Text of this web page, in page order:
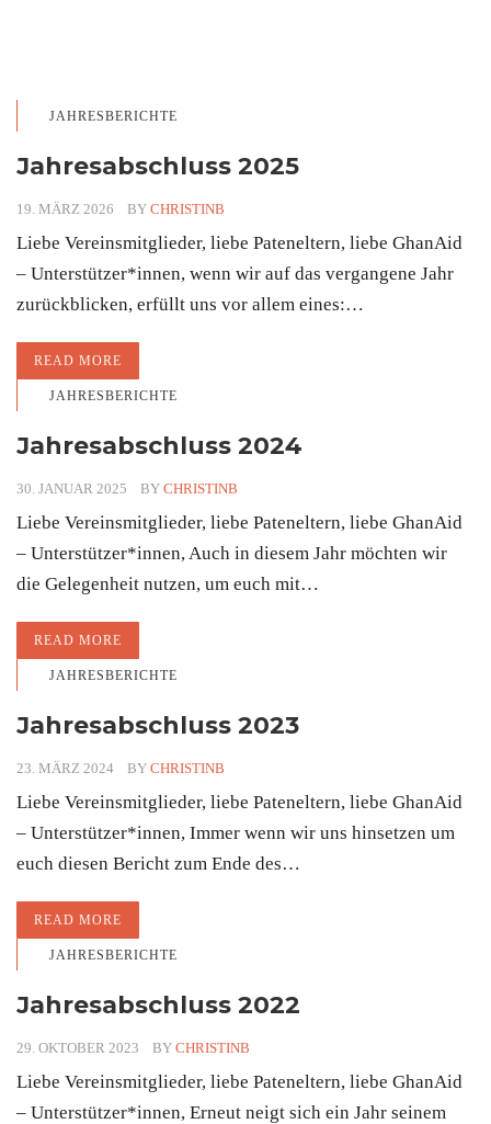
JAHRESBERICHTE
Jahresabschluss 2025
19. MÄRZ 2026 BY CHRISTINB
Liebe Vereinsmitglieder, liebe Pateneltern, liebe GhanAid
– Unterstützer*innen, wenn wir auf das vergangene Jahr
zurückblicken, erfüllt uns vor allem eines:…
READ MORE
JAHRESBERICHTE
Jahresabschluss 2024
30. JANUAR 2025 BY CHRISTINB
Liebe Vereinsmitglieder, liebe Pateneltern, liebe GhanAid
– Unterstützer*innen, Auch in diesem Jahr möchten wir
die Gelegenheit nutzen, um euch mit…
READ MORE
JAHRESBERICHTE
Jahresabschluss 2023
23. MÄRZ 2024 BY CHRISTINB
Liebe Vereinsmitglieder, liebe Pateneltern, liebe GhanAid
– Unterstützer*innen, Immer wenn wir uns hinsetzen um
euch diesen Bericht zum Ende des…
READ MORE
JAHRESBERICHTE
Jahresabschluss 2022
29. OKTOBER 2023 BY CHRISTINB
Liebe Vereinsmitglieder, liebe Pateneltern, liebe GhanAid
– Unterstützer*innen, Erneut neigt sich ein Jahr seinem